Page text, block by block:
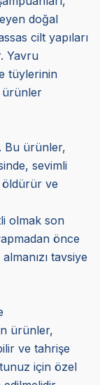
doğal
cilt yapıları
Yavru
tüylerinin
ürünler
Bu ürünler,
sevimli
ve
olmak son
önce
tavsiye
ürünler,
ve tahrişe
için özel